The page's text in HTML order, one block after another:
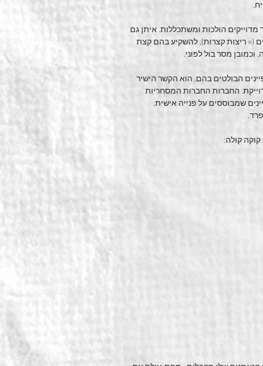
הולכות ומשתכללות. איתן גם
(= ריצות קצרות), להשקיע בהם קצת
וכמובן מסר בול לפוני.
הבולטים בהם, הוא הקשר הישיר
החברות החברות המסחריות
שמבוססים על פנייה אישית.
קולה: